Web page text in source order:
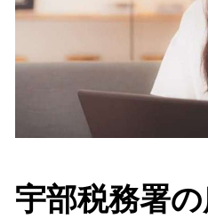
宇部税務署